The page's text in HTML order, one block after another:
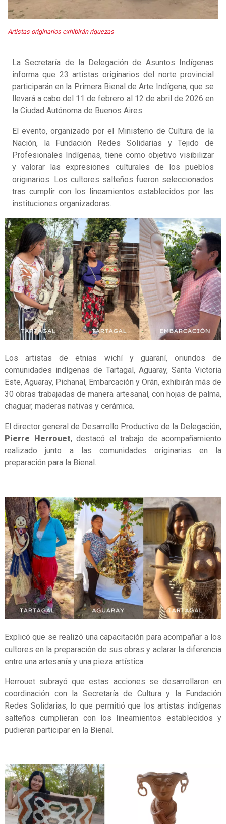
Artistas originarios exhibirán riquezas
La Secretaría de la Delegación de Asuntos Indígenas
informa que 23 artistas originarios del norte provincial
participarán en la Primera Bienal de Arte Indígena, que se
llevará a cabo del 11 de febrero al 12 de abril de 2026 en
la Ciudad Autónoma de Buenos Aires.
El evento, organizado por el Ministerio de Cultura de la
Nación, la Fundación Redes Solidarias y Tejido de
Profesionales Indígenas, tiene como objetivo visibilizar
y valorar las expresiones culturales de los pueblos
originarios. Los cultores salteños fueron seleccionados
tras cumplir con los lineamientos establecidos por las
instituciones organizadoras.
Los artistas de etnias wichí y guaraní, oriundos de
comunidades indígenas de Tartagal, Aguaray, Santa Victoria
Este, Aguaray, Pichanal, Embarcación y Orán, exhibirán más de
30 obras trabajadas de manera artesanal, con hojas de palma,
chaguar, maderas nativas y cerámica.
El director general de Desarrollo Productivo de la Delegación,
Pierre Herrouet, destacó el trabajo de acompañamiento
realizado junto a las comunidades originarias en la
preparación para la Bienal.
Explicó que se realizó una capacitación para acompañar a los
cultores en la preparación de sus obras y aclarar la diferencia
entre una artesanía y una pieza artística.
Herrouet subrayó que estas acciones se desarrollaron en
coordinación con la Secretaría de Cultura y la Fundación
Redes Solidarias, lo que permitió que los artistas indígenas
salteños cumplieran con los lineamientos establecidos y
pudieran participar en la Bienal.